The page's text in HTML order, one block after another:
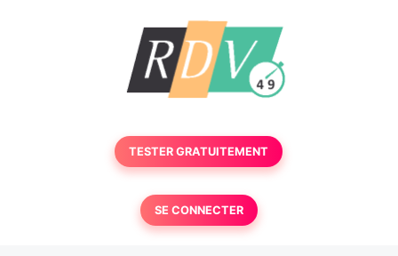
TESTER GRATUITEMENT
SE CONNECTER